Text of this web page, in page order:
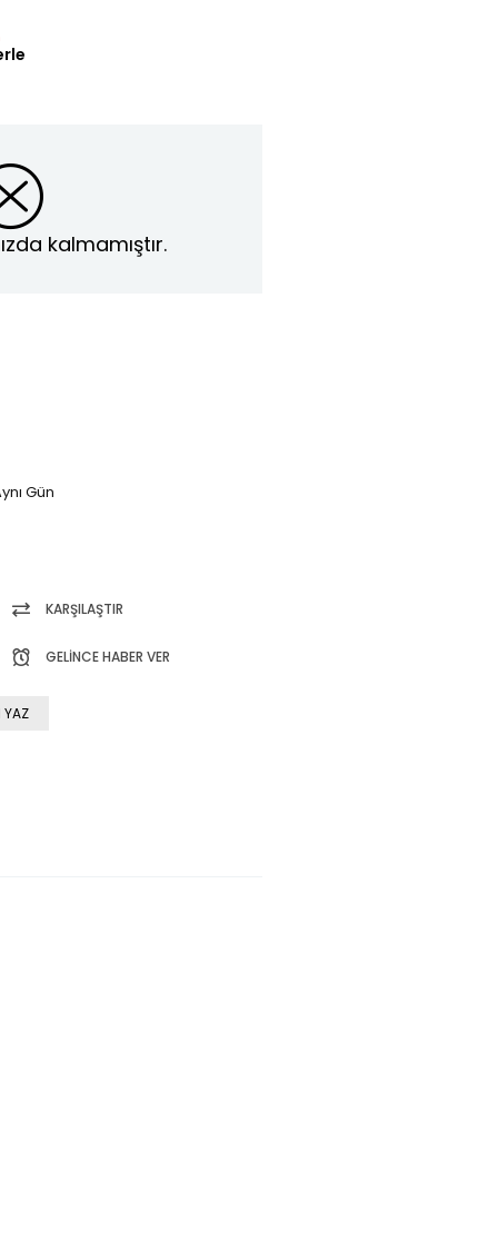
kalmamıştır.
Gün
KARŞILAŞTIR
GELINCE HABER VER
YAZ